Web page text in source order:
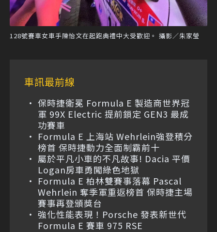
128號賽車女車手陳怡文在起跑典禮中大受歡迎。 攝影／朱家瑩
車訊最前線
保時捷衛冕 Formula E 製造商世界冠
軍 99X Electric 提前鎖定 GEN3 最成
功賽車
Formula E 上海站 Wehrlein強登積分
榜首 保時捷動力全面制霸前十
屬於平凡小車的不凡故事! Dacia 平價
Logan房車勇闖綠色地獄
Formula E 柏林雙賽事落幕 Pascal
Wehrlein 奪季軍重返榜首 保時捷主場
賽事再登頒獎台
強化性能表現！Porsche 發表新世代
Formula E 賽車 975 RSE